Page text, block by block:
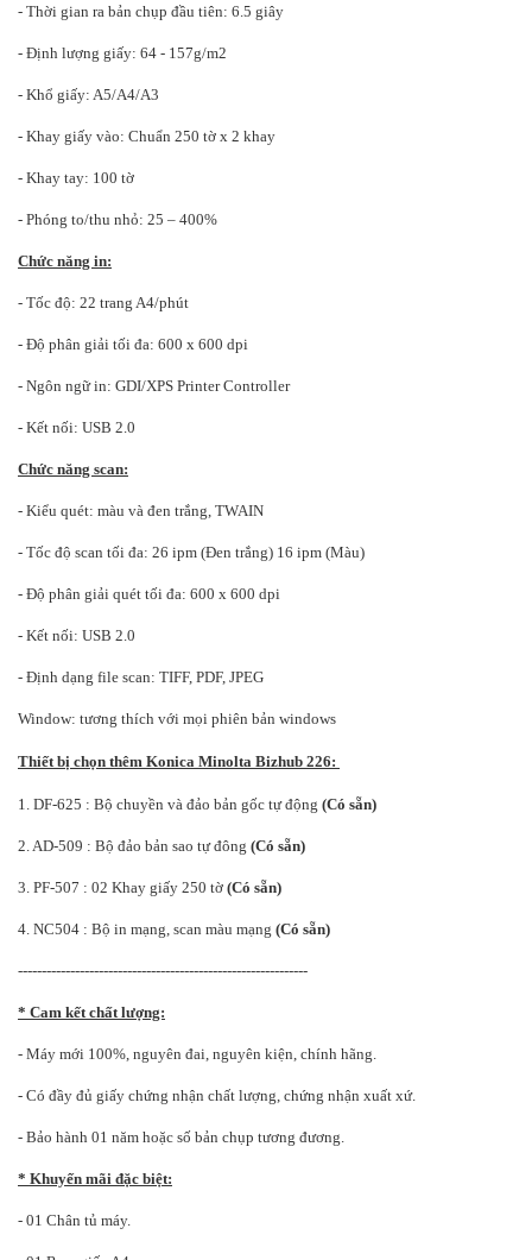
- Thời gian ra bản chụp đầu tiên: 6.5 giây
- Định lượng giấy: 64 - 157g/m2
- Khổ giấy: A5/A4/A3
- Khay giấy vào: Chuẩn 250 tờ x 2 khay
- Khay tay: 100 tờ
- Phóng to/thu nhỏ: 25 – 400%
Chức năng in:
- Tốc độ: 22 trang A4/phút
- Độ phân giải tối đa: 600 x 600 dpi
- Ngôn ngữ in: GDI/XPS Printer Controller
- Kết nối: USB 2.0
Chức năng scan:
- Kiểu quét: màu và đen trắng, TWAIN
- Tốc độ scan tối đa: 26 ipm (Đen trắng) 16 ipm (Màu)
- Độ phân giải quét tối đa: 600 x 600 dpi
- Kết nối: USB 2.0
- Định dạng file scan: TIFF, PDF, JPEG
Window: tương thích với mọi phiên bản windows
Thiết bị chọn thêm Konica Minolta Bizhub 226:
1. DF-625 : Bộ chuyền và đảo bản gốc tự động (Có sẵn)
2. AD-509 : Bộ đảo bản sao tự đông (Có sẵn)
3. PF-507 : 02 Khay giấy 250 tờ (Có sẵn)
4. NC504 : Bộ in mạng, scan màu mạng (Có sẵn)
-------------------------------------------------------------
* Cam kết chất lượng:
- Máy mới 100%, nguyên đai, nguyên kiện, chính hãng.
- Có đầy đủ giấy chứng nhận chất lượng, chứng nhận xuất xứ.
- Bảo hành 01 năm hoặc số bản chụp tương đương.
* Khuyến mãi đặc biệt:
- 01 Chân tủ máy.